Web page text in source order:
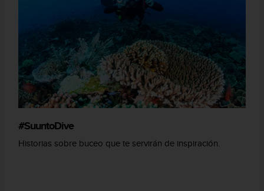
#SuuntoDive
Historias sobre buceo que te servirán de inspiración.